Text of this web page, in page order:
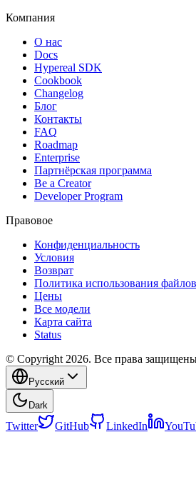
Компания
О нас
Docs
Hypereal SDK
Cookbook
Changelog
Блог
Контакты
FAQ
Roadmap
Enterprise
Партнёрская программа
Be a Creator
Developer Program
Правовое
Конфиденциальность
Условия
Возврат
Политика использования
Цены
Все модели
Карта сайта
Status
© Copyright 2026. Все права
Русский
Dark
Twitter GitHub LinkedIn